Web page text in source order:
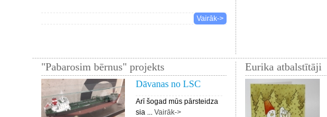
Vairāk->
"Pabarosim bērnus" projekts
Dāvanas no LSC
Arī šogad mūs pārsteidza
sia ... Vairāk->
Eurika atbalstītāji